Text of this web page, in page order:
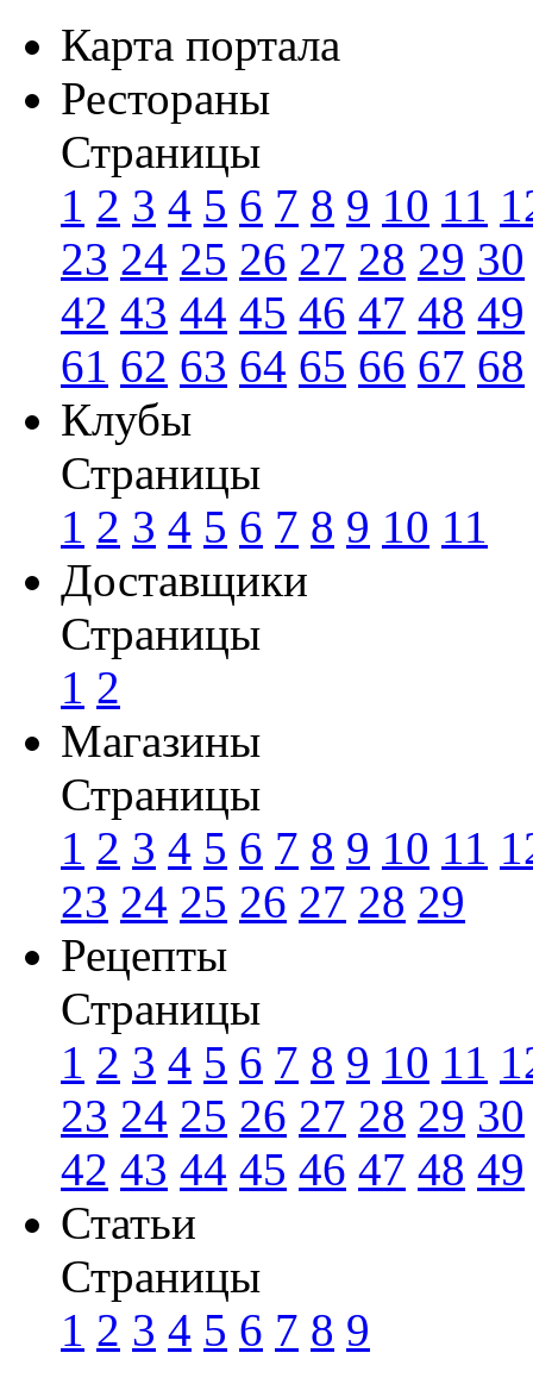
Карта портала
Рестораны
Страницы
1 2 3 4 5 6 7 8 9 10 11
23 24 25 26 27 28 29 30
42 43 44 45 46 47 48 49
61 62 63 64 65 66 67 68
Клубы
Страницы
1 2 3 4 5 6 7 8 9 10 11
Доставщики
Страницы
1 2
Магазины
Страницы
1 2 3 4 5 6 7 8 9 10 11
23 24 25 26 27 28 29
Рецепты
Страницы
1 2 3 4 5 6 7 8 9 10 11
23 24 25 26 27 28 29 30
42 43 44 45 46 47 48 49
Статьи
Страницы
1 2 3 4 5 6 7 8 9